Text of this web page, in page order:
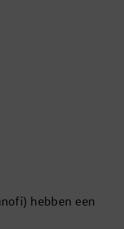
hebben een